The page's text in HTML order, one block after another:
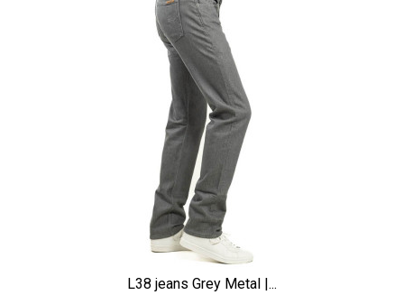
L38 jeans Grey Metal |...